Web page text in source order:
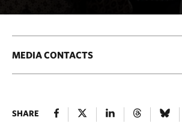
MEDIA CONTACTS
SHARE